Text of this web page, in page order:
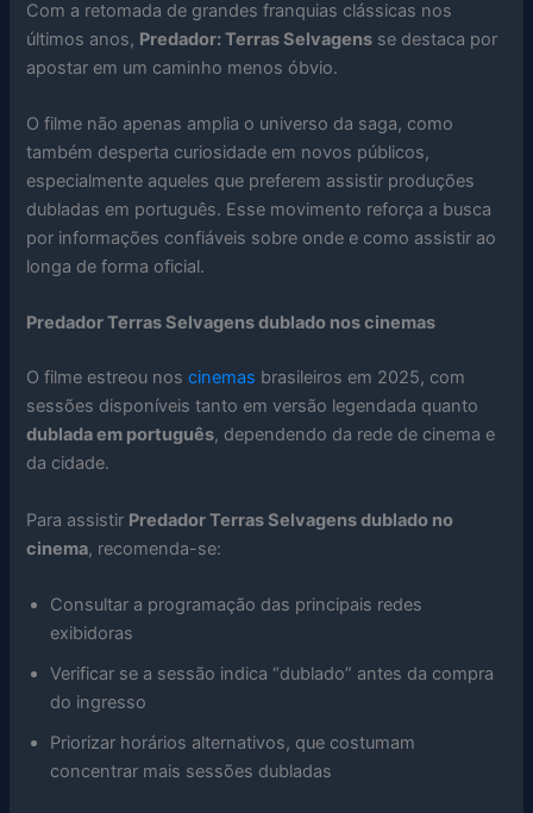
Com a retomada de grandes franquias clássicas nos
últimos anos, Predador: Terras Selvagens se destaca por
apostar em um caminho menos óbvio.
O filme não apenas amplia o universo da saga, como
também desperta curiosidade em novos públicos,
especialmente aqueles que preferem assistir produções
dubladas em português. Esse movimento reforça a busca
por informações confiáveis sobre onde e como assistir ao
longa de forma oficial.
Predador Terras Selvagens dublado nos cinemas
O filme estreou noscinemas brasileiros em 2025, com
sessões disponíveis tanto em versão legendada quanto
dublada em português, dependendo da rede de cinema e
da cidade.
Para assistir Predador Terras Selvagens dublado no
cinema, recomenda-se:
Consultar a programação das principais redes
exibidoras
Verificar se a sessão indica “dublado” antes da compra
do ingresso
Priorizar horários alternativos, que costumam
concentrar mais sessões dubladas